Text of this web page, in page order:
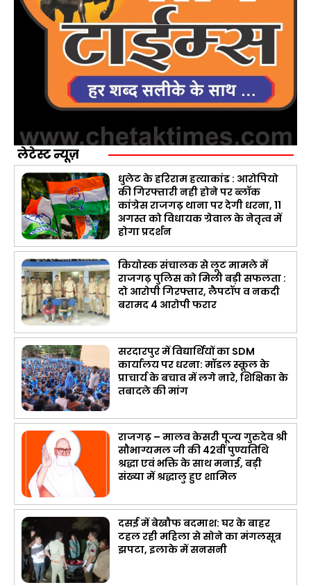
लेटेस्ट न्यूज़
धुलेट के हरिराम हत्याकांड : आरोपियो
की गिरफ्तारी नही होने पर ब्लॉक
कांग्रेस राजगढ़ थाना पर देगी धरना, 11
अगस्त को विधायक ग्रेवाल के नेतृत्व में
होगा प्रदर्शन
कियोस्क संचालक से लूट मामले में
राजगढ़ पुलिस को मिली बड़ी सफलता :
दो आरोपी गिरफ्तार, लैपटॉप व नकदी
बरामद 4 आरोपी फरार
सरदारपुर में विद्यार्थियों का SDM
कार्यालय पर धरना: मॉडल स्कूल के
प्राचार्य के बचाव में लगे नारे, शिक्षिका के
तबादले की मांग
राजगढ़ – मालव केसरी पूज्य गुरुदेव श्री
सौभाग्यमल जी की 42वीं पुण्यतिथि
श्रद्धा एवं भक्ति के साथ मनाई, बड़ी
संख्या में श्रद्धालु हुए शामिल
दसई में बेखौफ बदमाश: घर के बाहर
टहल रही महिला से सोने का मंगलसूत्र
झपटा, इलाके में सनसनी